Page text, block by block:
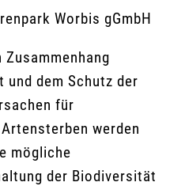
Worbis gGmbH
dem Schutz der
für
werden
mögliche
der Biodiversität